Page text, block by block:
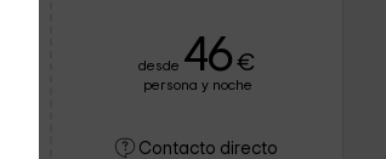
desde 46 €
persona y noche
Contacto directo